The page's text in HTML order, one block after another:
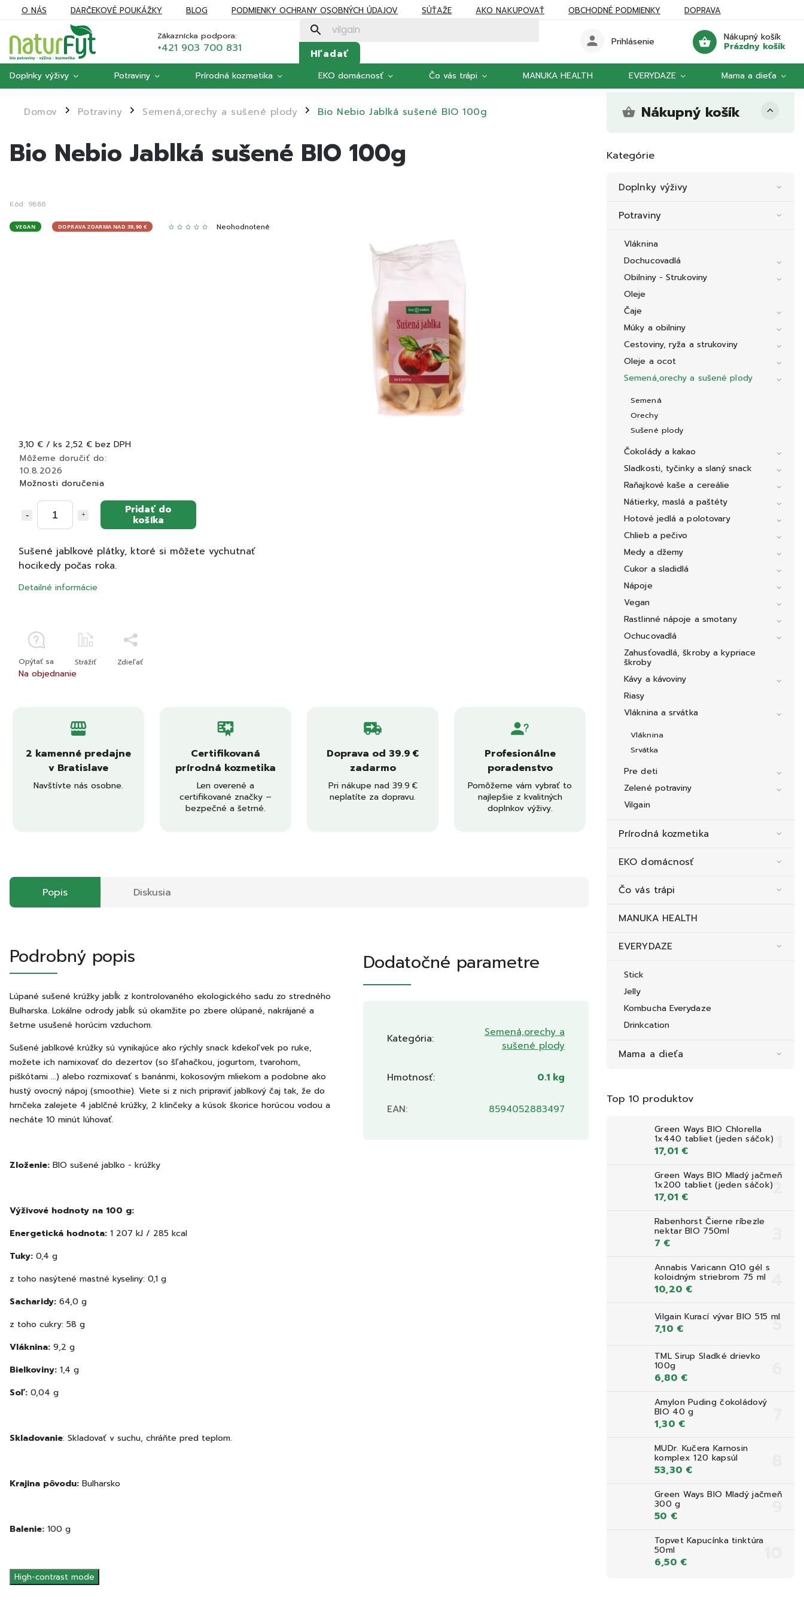
O NÁS DARČEKOVÉ POUKÁŽKY BLOG PODMIENKY OCHRANY OSOBNÝCH ÚDAJOV SÚŤAŽE AKO NAKUPOVAŤ OBCHODNÉ PODMIENKY
DOPRAVA
Zákaznícka podpora:
+421 903 700 831 Hľadať
Nákupný košík
Prázdny košík
Prihlásenie
Doplnky výživy Potraviny Prírodná kozmetika EKO domácnosť Čo vás trápi MANUKA HEALTH EVERYDAZE Mama a dieťa
Domov / Potraviny / Semená,orechy a sušené plody / Bio Nebio Jablká sušené BIO 100g Nákupný košík
Kategórie
Doplnky výživy
Potraviny
Vláknina
Dochucovadlá
Obilniny - Strukoviny
Oleje
Čaje
Múky a obilniny
Cestoviny, ryža a strukoviny
Oleje a ocot
Semená,orechy a sušené plody
Semená
Orechy
Sušené plody
Čokolády a kakao
Sladkosti, tyčinky a slaný snack
Raňajkové kaše a cereálie
Nátierky, maslá a paštéty
Hotové jedlá a polotovary
Chlieb a pečivo
Medy a džemy
Cukor a sladidlá
Nápoje
Vegan
Rastlinné nápoje a smotany
Ochucovadlá
Zahusťovadlá, škroby a kypriace
škroby
Kávy a kávoviny
Riasy
Vláknina a srvátka
Vláknina
Srvátka
Pre deti
Zelené potraviny
Vilgain
Prírodná kozmetika
EKO domácnosť
Čo vás trápi
MANUKA HEALTH
EVERYDAZE
Stick
Jelly
Kombucha Everydaze
Drinkcation
Mama a dieťa
Top 10 produktov
Green Ways BIO Chlorella
1x440 tabliet (jeden sáčok)
17,01 €
Green Ways BIO Mladý jačmeň
1x200 tabliet (jeden sáčok)
17,01 €
Rabenhorst Čierne ríbezle
nektar BIO 750ml
7 €
Annabis Varicann Q10 gél s
koloidným striebrom 75 ml
10,20 €
Vilgain Kurací vývar BIO 515 ml
7,10 €
TML Sirup Sladké drievko
100g
6,80 €
Amylon Puding čokoládový
BIO 40 g
1,30 €
MUDr. Kučera Karnosin
komplex 120 kapsúl
53,30 €
Green Ways BIO Mladý jačmeň
300 g
50 €
Topvet Kapucínka tinktúra
50ml
6,50 €
Bio Nebio Jablká sušené BIO 100g
Kód: 9886
VEGAN DOPRAVA ZDARMA NAD 39,90 € Neohodnotené
3,10 € / ks 2,52 € bez DPH
Na objednanie
Môžeme doručiť do:
10.8.2026
Možnosti doručenia
Pridať do
košíka
Sušené jablkové plátky, ktoré si môžete vychutnať
hocikedy počas roka.
Detailné informácie
Opýtať sa Strážiť Zdieľať
2 kamenné predajne
v Bratislave
Navštívte nás osobne.
Certifikovaná
prírodná kozmetika
Len overené a
certifikované značky –
bezpečné a šetrné.
Doprava od 39.9 €
zadarmo
Pri nákupe nad 39.9 €
neplatíte za dopravu.
Profesionálne
poradenstvo
Pomôžeme vám vybrať to
najlepšie z kvalitných
doplnkov výživy.
Popis Diskusia
Podrobný popis
Lúpané sušené krúžky jabĺk z kontrolovaného ekologického sadu zo stredného
Bulharska. Lokálne odrody jabĺk sú okamžite po zbere olúpané, nakrájané a
šetrne usušené horúcim vzduchom.
Sušené jablkové krúžky sú vynikajúce ako rýchly snack kdekoľvek po ruke,
možete ich namixovať do dezertov (so šľahačkou, jogurtom, tvarohom,
piškótami ...) alebo rozmixovať s banánmi, kokosovým mliekom a podobne ako
hustý ovocný nápoj (smoothie). Viete si z nich pripraviť jablkový čaj tak, že do
hrnčeka zalejete 4 jablčné krúžky, 2 klinčeky a kúsok škorice horúcou vodou a
necháte 10 minút lúhovať.
Zloženie: BIO sušené jablko - krúžky
Výživové hodnoty na 100 g:
Energetická hodnota: 1 207 kJ / 285 kcal
Tuky: 0,4 g
z toho nasýtené mastné kyseliny: 0,1 g
Sacharidy: 64,0 g
z toho cukry: 58 g
Vláknina: 9,2 g
Bielkoviny: 1,4 g
Soľ: 0,04 g
Skladovanie: Skladovať v suchu, chráňte pred teplom.
Krajina pôvodu: Bulharsko
Balenie: 100 g
Dodatočné parametre
Kategória:
Semená,orechy a
sušené plody
Hmotnosť: 0.1 kg
EAN: 8594052883497
High-contrast mode